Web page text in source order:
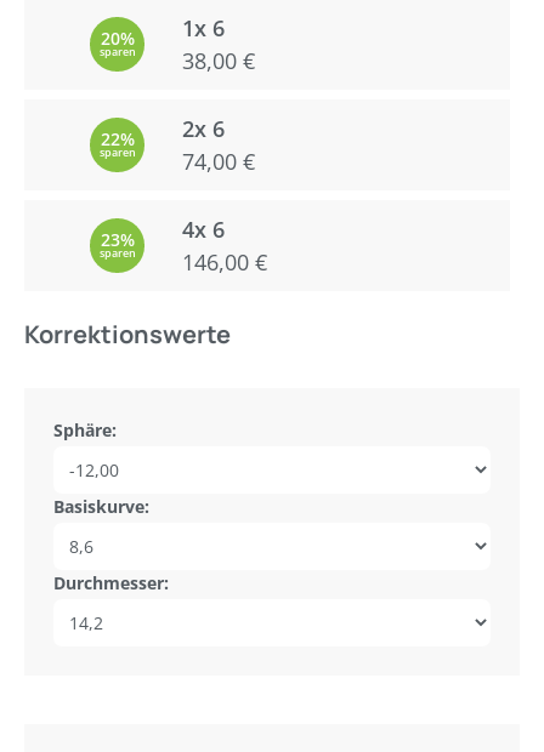
20%
sparen
1x 6
38,00 €
22%
sparen
2x 6
74,00 €
23%
sparen
4x 6
146,00 €
Korrektionswerte
Sphäre:
Basiskurve:
Durchmesser: